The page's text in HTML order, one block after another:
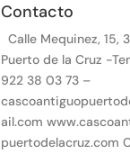
Contacto
Calle Mequinez, 15,
Puerto de la Cruz -
922 38 03 73 –
ail.com
puertodelacruz.com